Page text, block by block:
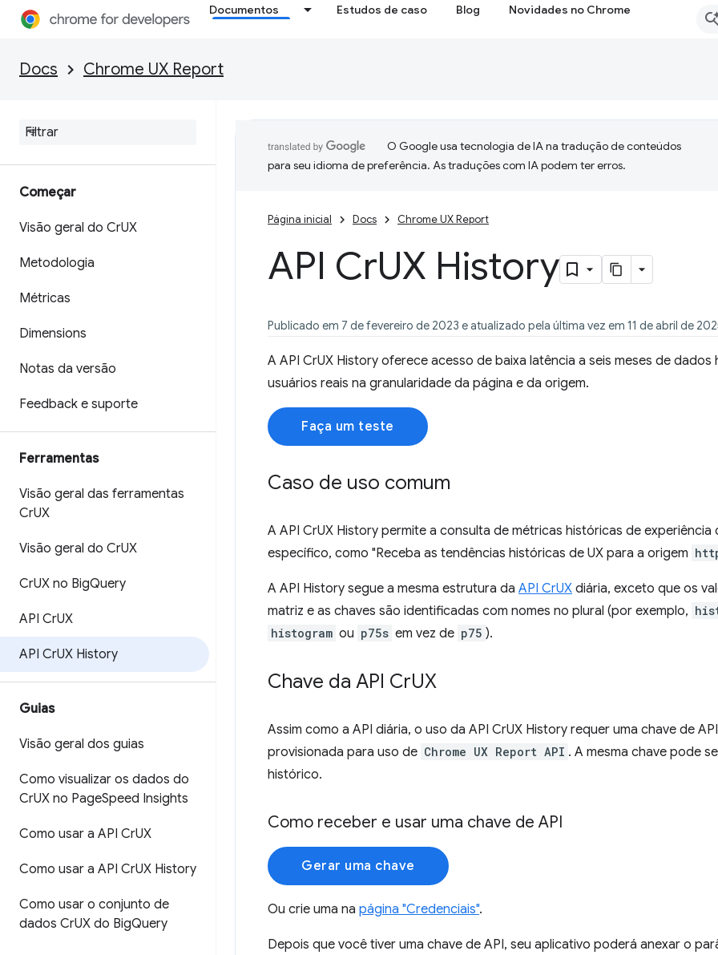
Documentos Estudos de caso Blog Novidades no Chrome
Docs Chrome UX Report
Começar
Visão geral do CrUX
Metodologia
Métricas
Dimensions
Notas da versão
Feedback e suporte
Ferramentas
Visão geral das ferramentas
CrUX
Visão geral do CrUX
CrUX no BigQuery
API CrUX
API CrUX History
Guias
Visão geral dos guias
Como visualizar os dados do
CrUX no PageSpeed Insights
Como usar a API CrUX
Como usar a API CrUX History
Como usar o conjunto de
dados CrUX do BigQuery
O Google usa tecnologia de IA na tradução de conteúdos
para seu idioma de preferência. As traduções com IA podem ter erros.
Página inicial Docs Chrome UX Report
API CrUX History
Publicado em 7 de fevereiro de 2023 e atualizado pela última vez em 11 de abril de
A API CrUX History oferece acesso de baixa latência a seis meses de dados
usuários reais na granularidade da página e da origem.
Faça um teste
Caso de uso comum
A API CrUX History permite a consulta de métricas históricas de experiência
específico, como "Receba as tendências históricas de UX para a origem
A API History segue a mesma estrutura da API CrUX diária, exceto que os
matriz e as chaves são identificadas com nomes no plural (por exemplo,
histogram ou p75s em vez de p75 ).
Chave da API CrUX
Assim como a API diária, o uso da API CrUX History requer uma chave de
provisionada para uso de Chrome UX Report API . A mesma chave pode
histórico.
Como receber e usar uma chave de API
Gerar uma chave
Ou crie uma na página "Credenciais".
Depois que você tiver uma chave de API, seu aplicativo poderá anexar o